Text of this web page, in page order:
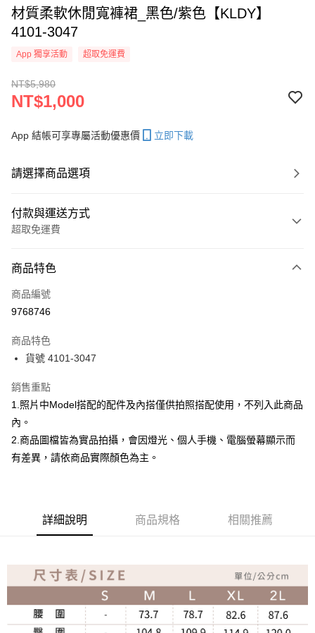
材質柔軟休閒寬褲裙_黑色/紫色【KLDY】
4101-3047
App 獨享活動 超取免運費
NT$5,980
NT$1,000
App 結帳可享專屬活動優惠價 立即下載
請選擇商品選項
付款與運送方式
超取免運費
信用卡一次付款
超商取貨付款
ATM付款
運送方式
全家取貨付款
付款後全家取貨
免運費
免運費
商品特色
商品編號
9768746
商品特色
貨號 4101-3047
銷售重點
1.照片中Model搭配的配件及內搭僅供拍照搭配使用，不列入此商品
內。
2.商品圖檔皆為實品拍攝，會因燈光、個人手機、電腦螢幕顯示而
有差異，請依商品實際顏色為主。
詳細說明 商品規格 相關推薦